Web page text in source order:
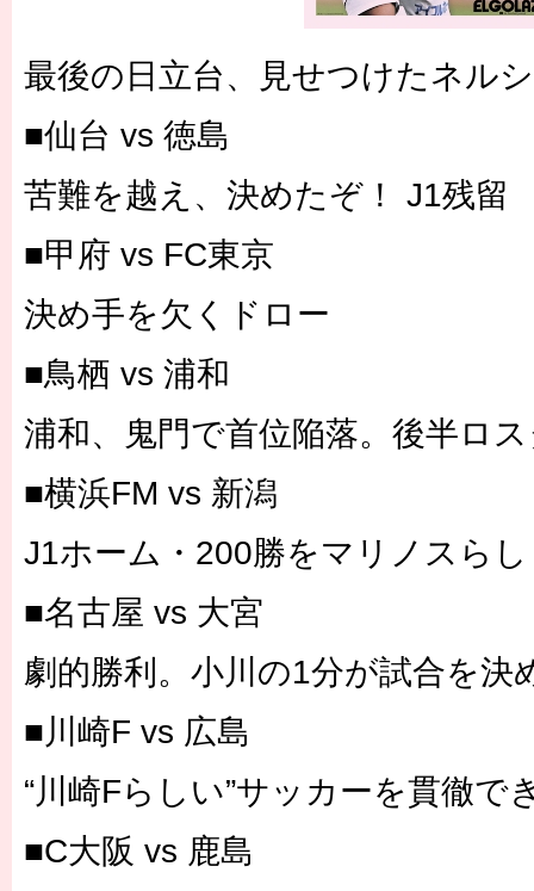
最後の日立台、見せつけたネル
■仙台 vs 徳島
苦難を越え、決めたぞ！ J1残留
■甲府 vs FC東京
決め手を欠くドロー
■鳥栖 vs 浦和
浦和、鬼門で首位陥落。後半ロ
■横浜FM vs 新潟
J1ホーム・200勝をマリノスら
■名古屋 vs 大宮
劇的勝利。小川の1分が試合を決
■川崎F vs 広島
“川崎Fらしい”サッカーを貫徹で
■C大阪 vs 鹿島